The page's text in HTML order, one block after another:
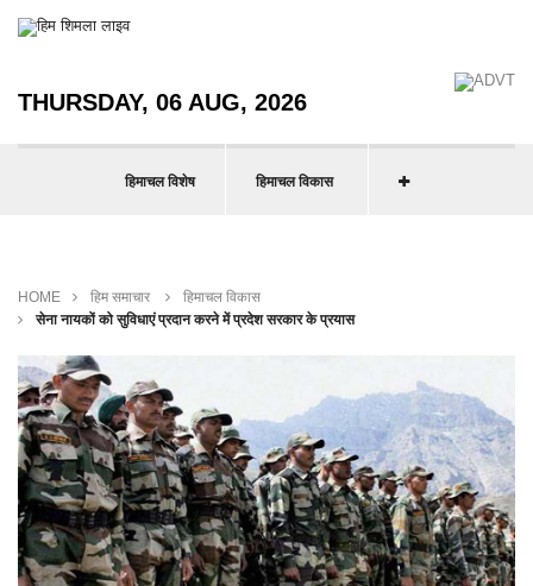
THURSDAY, 06 AUG, 2026
हिमाचल विशेष हिमाचल विकास
HOME हिम समाचार
हिमाचल विकास
सेना नायकों को सुविधाएं प्रदान करने में प्रदेश सरकार के प्रयास